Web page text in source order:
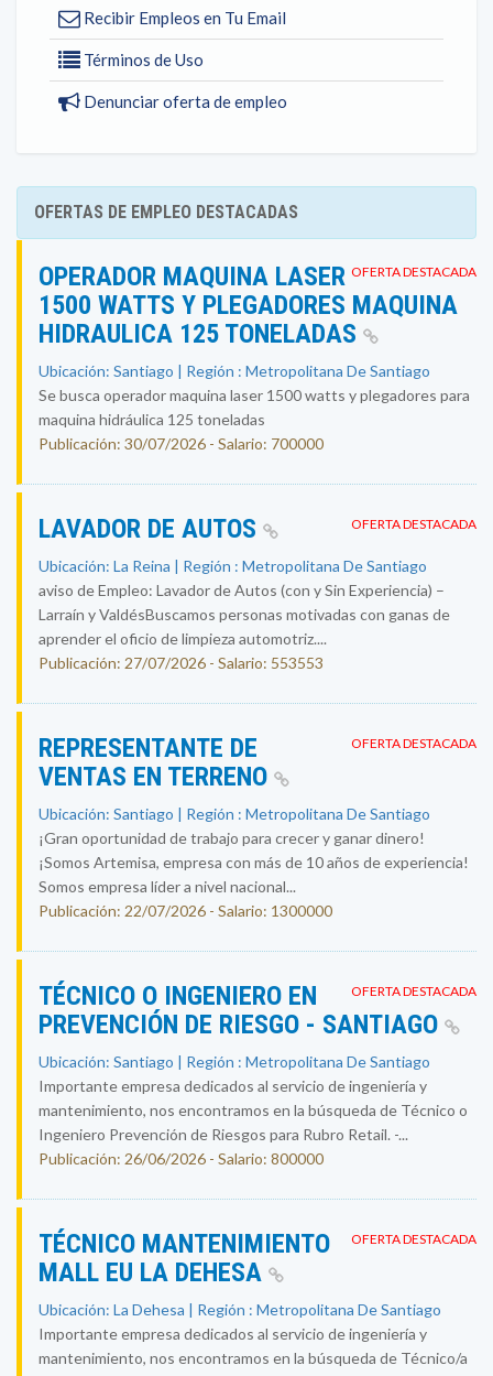
Recibir Empleos en Tu Email
Términos de Uso
Denunciar oferta de empleo
OFERTAS DE EMPLEO DESTACADAS
OFERTA DESTACADA
OPERADOR MAQUINA LASER
1500 WATTS Y PLEGADORES MAQUINA
HIDRAULICA 125 TONELADAS
Ubicación: Santiago | Región : Metropolitana De Santiago
Se busca operador maquina laser 1500 watts y plegadores para
maquina hidráulica 125 toneladas
Publicación: 30/07/2026 - Salario: 700000
OFERTA DESTACADA
LAVADOR DE AUTOS
Ubicación: La Reina | Región : Metropolitana De Santiago
aviso de Empleo: Lavador de Autos (con y Sin Experiencia) –
Larraín y ValdésBuscamos personas motivadas con ganas de
aprender el oficio de limpieza automotriz....
Publicación: 27/07/2026 - Salario: 553553
OFERTA DESTACADA
REPRESENTANTE DE
VENTAS EN TERRENO
Ubicación: Santiago | Región : Metropolitana De Santiago
¡Gran oportunidad de trabajo para crecer y ganar dinero!
¡Somos Artemisa, empresa con más de 10 años de experiencia!
Somos empresa líder a nivel nacional...
Publicación: 22/07/2026 - Salario: 1300000
OFERTA DESTACADA
TÉCNICO O INGENIERO EN
PREVENCIÓN DE RIESGO - SANTIAGO
Ubicación: Santiago | Región : Metropolitana De Santiago
Importante empresa dedicados al servicio de ingeniería y
mantenimiento, nos encontramos en la búsqueda de Técnico o
Ingeniero Prevención de Riesgos para Rubro Retail. -...
Publicación: 26/06/2026 - Salario: 800000
OFERTA DESTACADA
TÉCNICO MANTENIMIENTO
MALL EU LA DEHESA
Ubicación: La Dehesa | Región : Metropolitana De Santiago
Importante empresa dedicados al servicio de ingeniería y
mantenimiento, nos encontramos en la búsqueda de Técnico/a